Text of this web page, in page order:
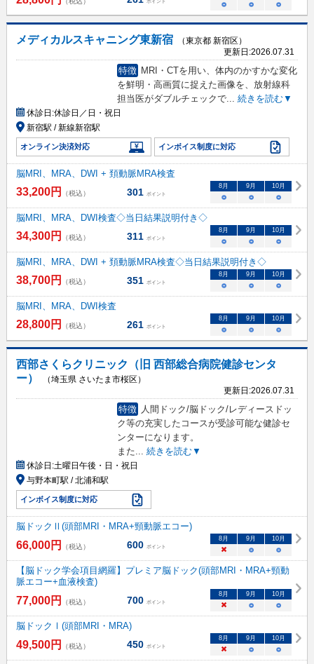
ポイント ○ ○ ○
メディカルスキャニング東新宿
（東京都 新宿区）
更新日:2026.07.31
特徴 MRI・CTを用い、体内のかすかな変化
を鮮明・高画質に捉えた画像を、放射線科
担当医がダブルチェックで... 続きを読む▼
休診日:休診日／日・祝日
新宿駅 / 新線新宿駅
オンライン決済対応 インボイス制度に対応
脳MRI、MRA、DWI + 頚動脈MRA検査
33,200円 （税込） 301 ポイント
8 月 9 月 10月
○ ○ ○
脳MRI、MRA、DWI検査◇当日結果説明付き◇
34,300円 （税込） 311 ポイント
8 月 9 月 10月
○ ○ ○
脳MRI、MRA、DWI + 頚動脈MRA検査◇当日結果説明付き◇
38,700円 （税込） 351 ポイント
8 月 9 月 10月
○ ○ ○
脳MRI、MRA、DWI検査
28,800円 （税込） 261 ポイント
8 月 9 月 10月
○ ○ ○
西部さくらクリニック（旧 西部総合病院健診センタ
ー）
（埼玉県 さいたま市桜区）
更新日:2026.07.31
特徴 人間ドック/脳ドック/レディースドッ
ク等の充実したコースが受診可能な健診セ
ンターになります。
また... 続きを読む▼
休診日:土曜日午後・日・祝日
与野本町駅 / 北浦和駅
インボイス制度に対応
脳ドックⅡ(頭部MRI・MRA+頸動脈エコー)
66,000円 （税込） 600 ポイント
8月 9月 10月
× ○ ○
【脳ドック学会項目網羅】プレミア脳ドック(頭部MRI・MRA+頸動
脈エコー+血液検査)
77,000円 （税込） 700 ポイント
8月 9月 10月
× ○ ○
脳ドックⅠ(頭部MRI・MRA)
49,500円 （税込） 450 ポイント
8月 9月 10月
× ○ ○